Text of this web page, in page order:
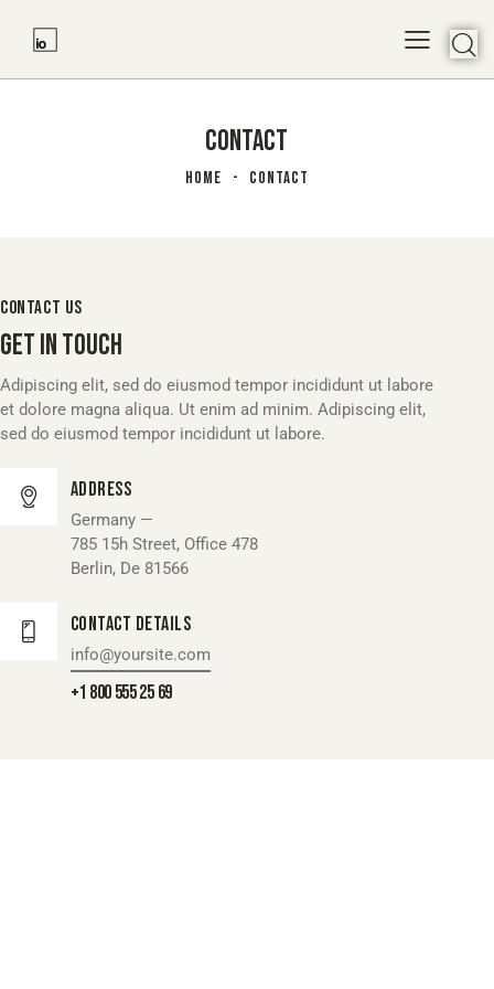
CONTACT
HOME CONTACT
CONTACT US
GET IN TOUCH
Adipiscing elit, sed do eiusmod tempor incididunt ut labore
et dolore magna aliqua. Ut enim ad minim. Adipiscing elit,
sed do eiusmod tempor incididunt ut labore.
Address
Germany —
785 15h Street, Office 478
Berlin, De 81566
Contact Details
info@yoursite.com
+1 800 555 25 69